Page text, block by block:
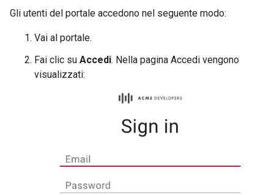
Gli utenti del portale accedono nel seguente modo:
Vai al portale.
Fai clic su Accedi. Nella pagina Accedi vengono
visualizzati: